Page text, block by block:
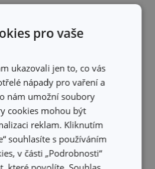
pro vaše
ukazovali jen to, co vás
nápady pro vaření a
nám umožní soubory
cookies mohou být
reklam. Kliknutím
souhlasíte s používáním
v části „Podrobnosti“